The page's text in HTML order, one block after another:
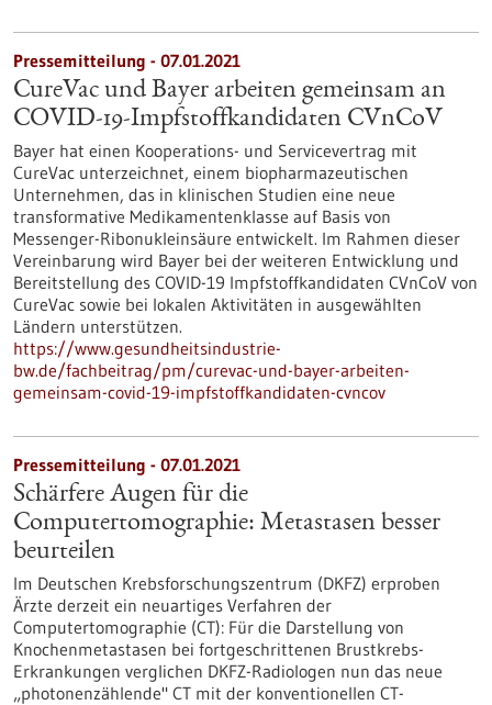
Pressemitteilung - 07.01.2021
CureVac und Bayer arbeiten gemeinsam an
COVID-19-Impfstoffkandidaten CVnCoV
Bayer hat einen Kooperations- und Servicevertrag mit
CureVac unterzeichnet, einem biopharmazeutischen
Unternehmen, das in klinischen Studien eine neue
transformative Medikamentenklasse auf Basis von
Messenger-Ribonukleinsäure entwickelt. Im Rahmen dieser
Vereinbarung wird Bayer bei der weiteren Entwicklung und
Bereitstellung des COVID-19 Impfstoffkandidaten CVnCoV von
CureVac sowie bei lokalen Aktivitäten in ausgewählten
Ländern unterstützen.
https://www.gesundheitsindustrie-
bw.de/fachbeitrag/pm/curevac-und-bayer-arbeiten-
gemeinsam-covid-19-impfstoffkandidaten-cvncov
Pressemitteilung - 07.01.2021
Schärfere Augen für die
Computertomographie: Metastasen besser
beurteilen
Im Deutschen Krebsforschungszentrum (DKFZ) erproben
Ärzte derzeit ein neuartiges Verfahren der
Computertomographie (CT): Für die Darstellung von
Knochenmetastasen bei fortgeschrittenen Brustkrebs-
Erkrankungen verglichen DKFZ-Radiologen nun das neue
„photonenzählende" CT mit der konventionellen CT-